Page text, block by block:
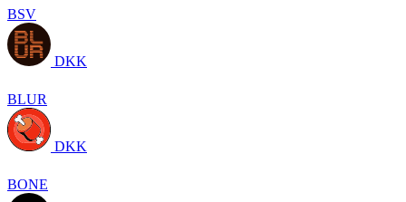
BSV
DKK
BLUR
DKK
BONE